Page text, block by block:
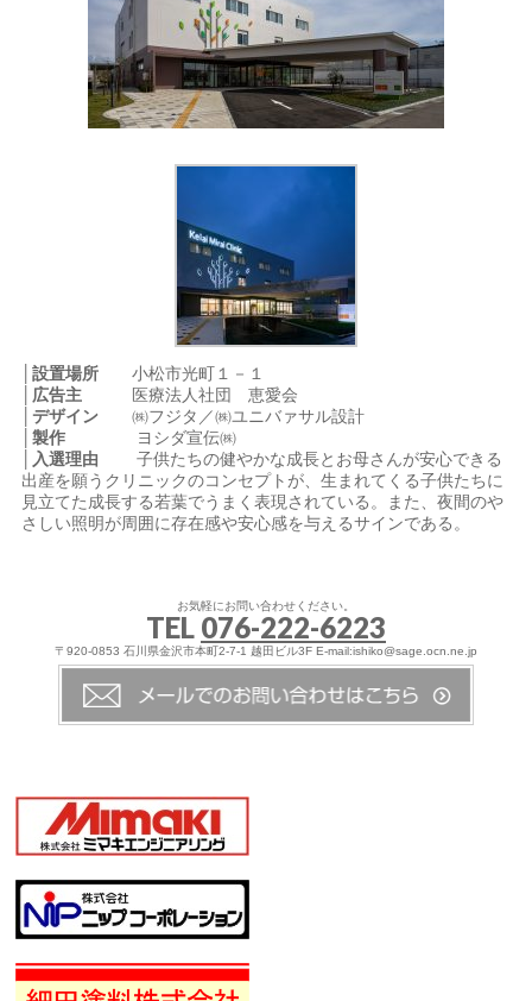
│設置場所 小松市光町１－１
│広告主 医療法人社団 恵愛会
│デザイン ㈱フジタ／㈱ユニバァサル設計
│製作 ヨシダ宣伝㈱
│入選理由 子供たちの健やかな成長とお母さんが安心できる
出産を願うクリニックのコンセプトが、生まれてくる子供たちに
見立てた成長する若葉でうまく表現されている。また、夜間のや
さしい照明が周囲に存在感や安心感を与えるサインである。
お気軽にお問い合わせください。
TEL 076-222-6223
〒920-0853 石川県金沢市本町2-7-1 越田ビル3F E-mail:ishiko@sage.ocn.ne.jp